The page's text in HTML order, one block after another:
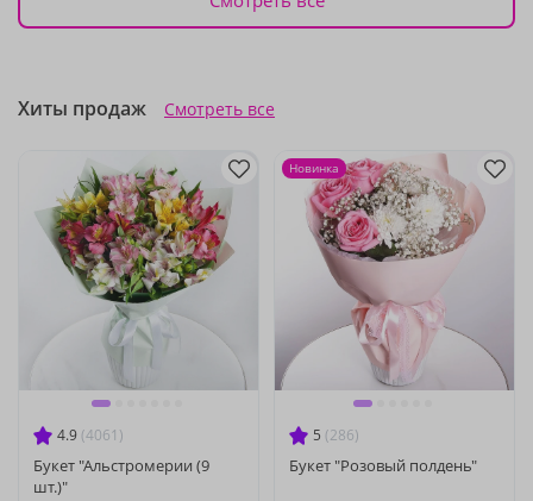
Хиты продаж Смотреть все
4.9 (4061)
Букет "Альстромерии (9
шт.)"
5 (286)
Букет "Розовый полдень"
Новинка